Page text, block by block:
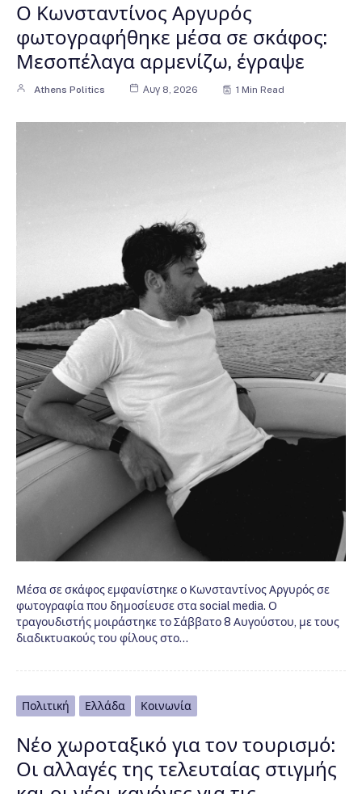
Ο Κωνσταντίνος Αργυρός
φωτογραφήθηκε μέσα σε σκάφος:
Μεσοπέλαγα αρμενίζω, έγραψε
Athens Politics Αυγ 8, 2026 1 Min Read
Μέσα σε σκάφος εμφανίστηκε ο Κωνσταντίνος Αργυρός σε
φωτογραφία που δημοσίευσε στα social media. Ο
τραγουδιστής μοιράστηκε το Σάββατο 8 Αυγούστου, με τους
διαδικτυακούς του φίλους στο…
Πολιτική Ελλάδα Κοινωνία
Νέο χωροταξικό για τον τουρισμό:
Οι αλλαγές της τελευταίας στιγμής